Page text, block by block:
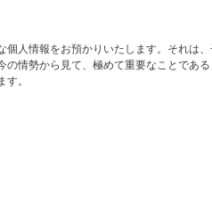
人情報をお預かりいたします。それは
情勢から見て、極めて重要なことであ
。